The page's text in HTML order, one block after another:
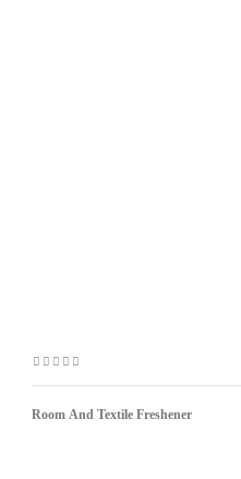
Room And Textile Freshener